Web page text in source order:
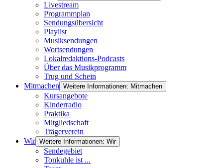
Livestream
Programmplan
Sendungsübersicht
Playlist
Musiksendungen
Wortsendungen
Lokalredaktions-Podcasts
Über das Musikprogramm
Trug und Schein
Mitmachen Weitere Informationen: Mitmachen
Kursangebote
Kinderradio
Praktika
Mitgliedschaft
Trägerverein
Wir Weitere Informationen: Wir
Sendegebiet
Tonkuhle ist ...